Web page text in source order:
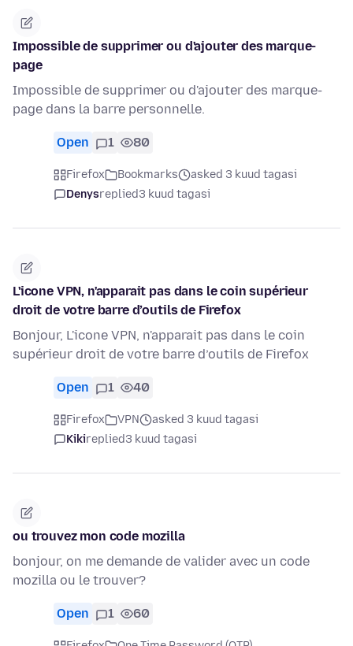
Impossible de supprimer ou d'ajouter des marque-
page
Impossible de supprimer ou d'ajouter des marque-
page dans la barre personnelle.
Open 1 80
Firefox Bookmarks
asked 3 kuud tagasi
Denysreplied3 kuud tagasi
L'icone VPN, n'apparait pas dans le coin supérieur
droit de votre barre d’outils de Firefox
Bonjour, L'icone VPN, n'apparait pas dans le coin
supérieur droit de votre barre d’outils de Firefox
Open 1 40
Firefox VPN
asked 3 kuud tagasi
Kikireplied3 kuud tagasi
ou trouvez mon code mozilla
bonjour, on me demande de valider avec un code
mozilla ou le trouver?
Open 1 60